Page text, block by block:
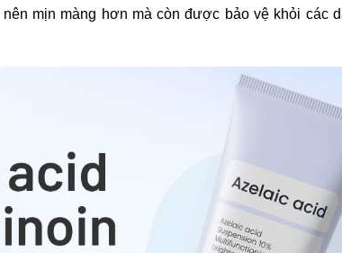
mịn màng hơn mà còn được bảo vệ khỏi các